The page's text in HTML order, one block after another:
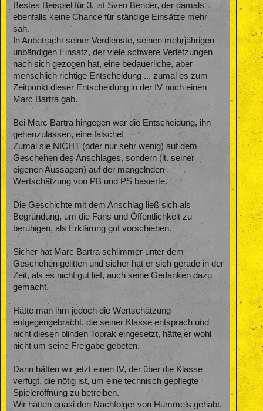
Bestes Beispiel für 3. ist Sven Bender, der damals
ebenfalls keine Chance für ständige Einsätze mehr
sah.
In Anbetracht seiner Verdienste, seinen mehrjährigen
unbändigen Einsatz, der viele schwere Verletzungen
nach sich gezogen hat, eine bedauerliche, aber
menschlich richtige Entscheidung ... zumal es zum
Zeitpunkt dieser Entscheidung in der IV noch einen
Marc Bartra gab.
Bei Marc Bartra hingegen war die Entscheidung, ihn
gehenzulassen, eine falsche!
Zumal sie NICHT (oder nur sehr wenig) auf dem
Geschehen des Anschlages, sondern (lt. seiner
eigenen Aussagen) auf der mangelnden
Wertschätzung von PB und PS basierte.
Die Geschichte mit dem Anschlag ließ sich als
Begründung, um die Fans und Öffentlichkeit zu
beruhigen, als Erklärung gut vorschieben.
Sicher hat Marc Bartra schlimmer unter dem
Geschehen gelitten und sicher hat er sich gerade in der
Zeit, als es nicht gut lief, auch seine Gedanken dazu
gemacht.
Hätte man ihm jedoch die Wertschätzung
entgegengebracht, die seiner Klasse entsprach und
nicht diesen blinden Toprak eingesetzt, hätte er wohl
nicht um seine Freigabe gebeten.
Dann hätten wir jetzt einen IV, der über die Klasse
verfügt, die nötig ist, um eine technisch gepflegte
Spieleröffnung zu betreiben.
Wir hätten quasi den Nachfolger von Hummels gehabt.